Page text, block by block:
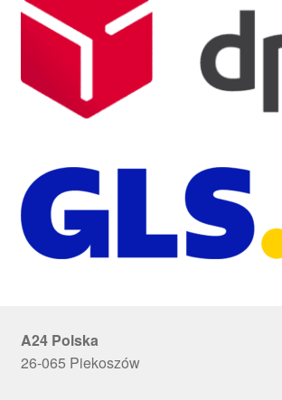
A24 Polska
26-065 Piekoszów